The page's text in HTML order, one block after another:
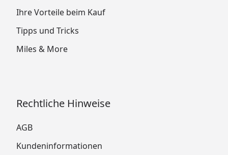
Ihre Vorteile beim Kauf
Tipps und Tricks
Miles & More
Rechtliche Hinweise
AGB
Kundeninformationen